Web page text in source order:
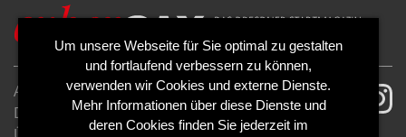
AGB
Impressum
Datenschutzerklärung
Cookies
Um unsere Webseite für Sie optimal zu gestalten
und fortlaufend verbessern zu können,
verwenden wir Cookies und externe Dienste.
Mehr Informationen über diese Dienste und
deren Cookies finden Sie jederzeit im